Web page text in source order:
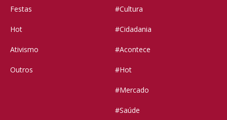
Festas
Hot
Ativismo
Outros
#Cultura
#Cidadania
#Acontece
#Hot
#Mercado
#Saúde